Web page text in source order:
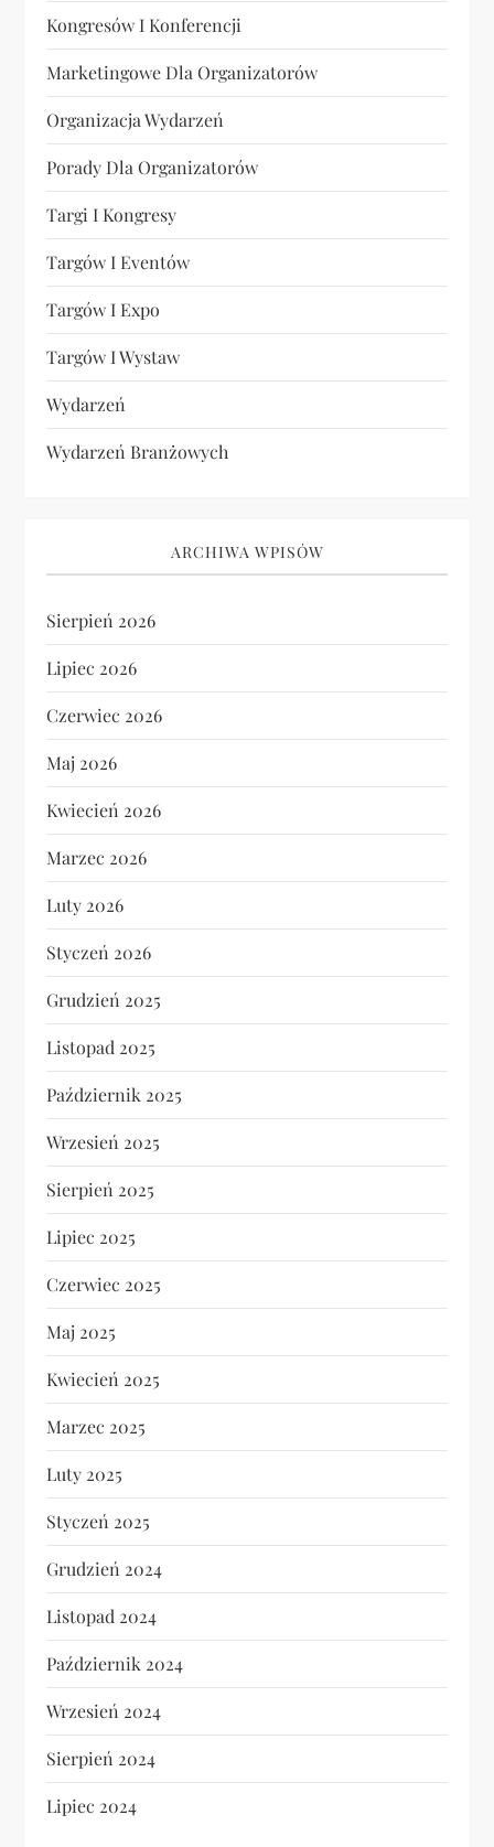
Kongresów I Konferencji
Marketingowe Dla Organizatorów
Organizacja Wydarzeń
Porady Dla Organizatorów
Targi I Kongresy
Targów I Eventów
Targów I Expo
Targów I Wystaw
Wydarzeń
Wydarzeń Branżowych
ARCHIWA WPISÓW
Sierpień 2026
Lipiec 2026
Czerwiec 2026
Maj 2026
Kwiecień 2026
Marzec 2026
Luty 2026
Styczeń 2026
Grudzień 2025
Listopad 2025
Październik 2025
Wrzesień 2025
Sierpień 2025
Lipiec 2025
Czerwiec 2025
Maj 2025
Kwiecień 2025
Marzec 2025
Luty 2025
Styczeń 2025
Grudzień 2024
Listopad 2024
Październik 2024
Wrzesień 2024
Sierpień 2024
Lipiec 2024